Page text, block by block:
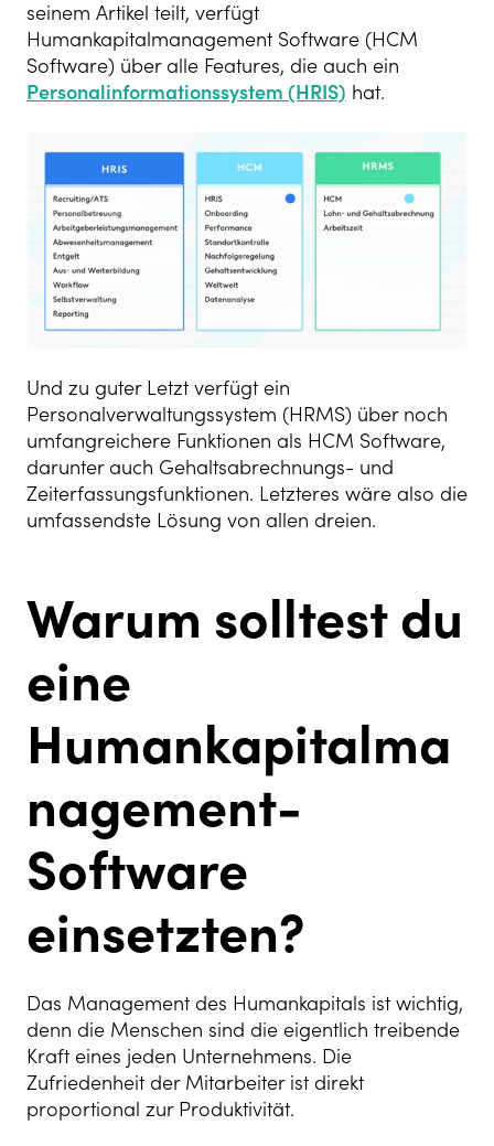
seinem Artikel teilt, verfügt
Humankapitalmanagement Software (HCM
Software) über alle Features, die auch ein
Personalinformationssystem (HRIS) hat.
Und zu guter Letzt verfügt ein
Personalverwaltungssystem (HRMS) über noch
umfangreichere Funktionen als HCM Software,
darunter auch Gehaltsabrechnungs- und
Zeiterfassungsfunktionen. Letzteres wäre also die
umfassendste Lösung von allen dreien.
Warum solltest du
eine
Humankapitalma
nagement-
Software
einsetzten?
Das Management des Humankapitals ist wichtig,
denn die Menschen sind die eigentlich treibende
Kraft eines jeden Unternehmens. Die
Zufriedenheit der Mitarbeiter ist direkt
proportional zur Produktivität.